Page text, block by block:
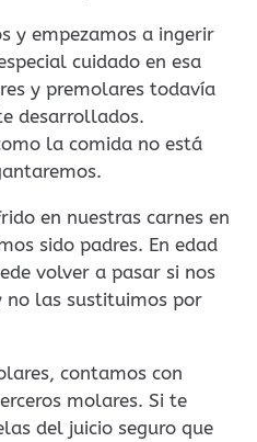
y empezamos a ingerir
cuidado en esa
y premolares todavía
desarrollados.
la comida no está
en nuestras carnes en
sido padres. En edad
volver a pasar si nos
no las sustituimos por
contamos con
molares. Si te
del juicio seguro que